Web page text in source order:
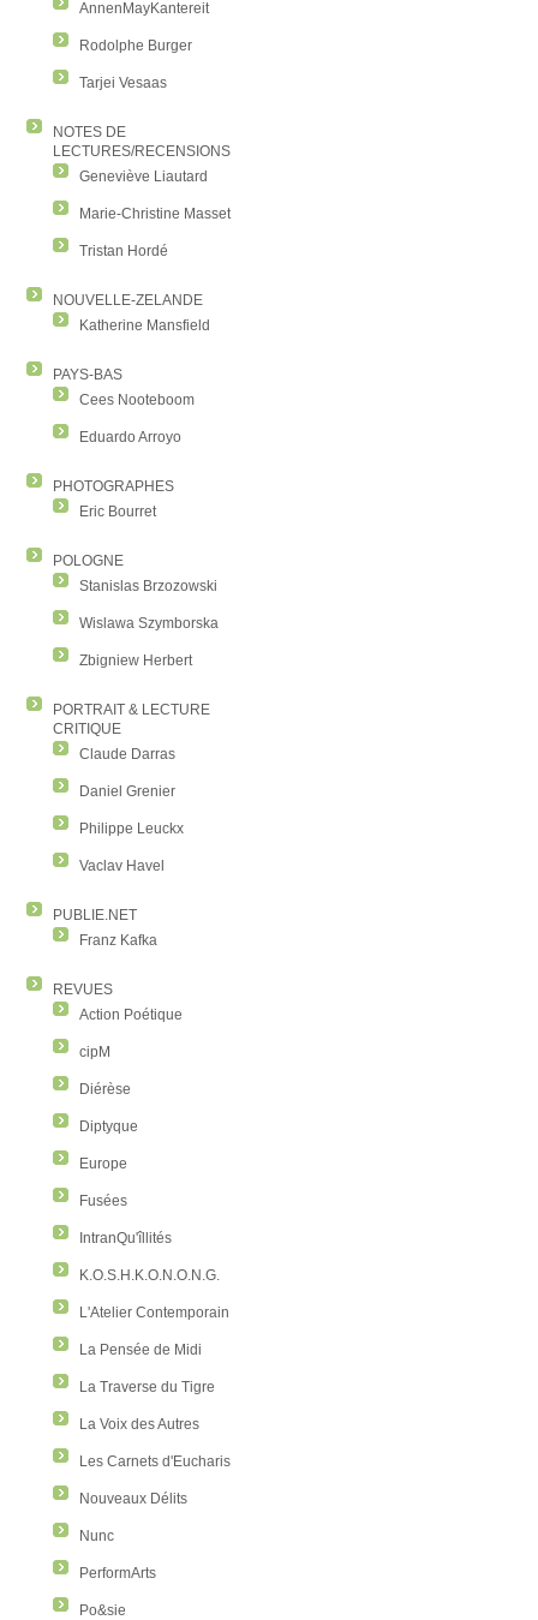
AnnenMayKantereit
Rodolphe Burger
Tarjei Vesaas
NOTES DE
LECTURES/RECENSIONS
Geneviève Liautard
Marie-Christine Masset
Tristan Hordé
NOUVELLE-ZELANDE
Katherine Mansfield
PAYS-BAS
Cees Nooteboom
Eduardo Arroyo
PHOTOGRAPHES
Eric Bourret
POLOGNE
Stanislas Brzozowski
Wislawa Szymborska
Zbigniew Herbert
PORTRAIT & LECTURE
CRITIQUE
Claude Darras
Daniel Grenier
Philippe Leuckx
Vaclav Havel
PUBLIE.NET
Franz Kafka
REVUES
Action Poétique
cipM
Diérèse
Diptyque
Europe
Fusées
IntranQu'îllités
K.O.S.H.K.O.N.O.N.G.
L'Atelier Contemporain
La Pensée de Midi
La Traverse du Tigre
La Voix des Autres
Les Carnets d'Eucharis
Nouveaux Délits
Nunc
PerformArts
Po&sie